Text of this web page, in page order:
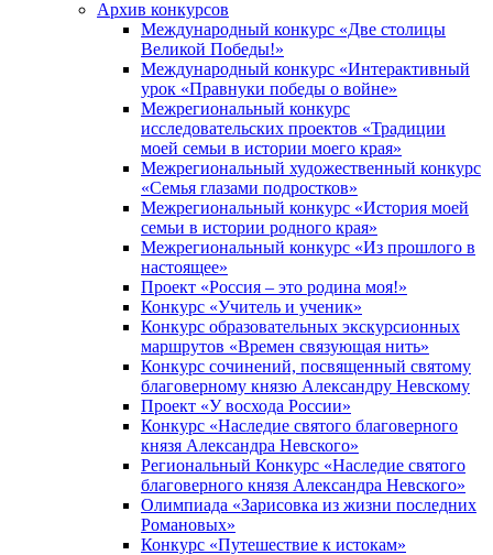
Архив конкурсов
Международный конкурс «Две столицы
Великой Победы!»
Международный конкурс «Интерактивный
урок «Правнуки победы о войне»
Межрегиональный конкурс
исследовательских проектов «Традиции
моей семьи в истории моего края»
Межрегиональный художественный конкурс
«Семья глазами подростков»
Межрегиональный конкурс «История моей
семьи в истории родного края»
Межрегиональный конкурс «Из прошлого в
настоящее»
Проект «Россия – это родина моя!»
Конкурс «Учитель и ученик»
Конкурс образовательных экскурсионных
маршрутов «Времен связующая нить»
Конкурс сочинений, посвященный святому
благоверному князю Александру Невскому
Проект «У восхода России»
Конкурс «Наследие святого благоверного
князя Александра Невского»
Региональный Конкурс «Наследие святого
благоверного князя Александра Невского»
Олимпиада «Зарисовка из жизни последних
Романовых»
Конкурс «Путешествие к истокам»